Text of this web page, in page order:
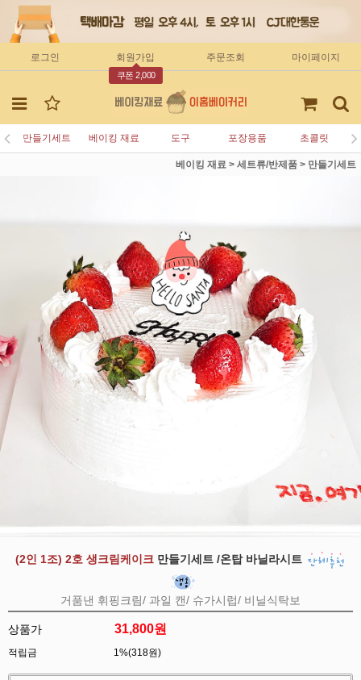
로그인 회원가입
쿠폰 2,000
주문조회 마이페이지
만들기세트 베이킹 재료 도구 포장용품 초콜릿
베이킹 재료 > 세트류/반제품 > 만들기세트
(2인 1조) 2호 생크림케이크 만들기세트 /온탑 바닐라시트
거품낸 휘핑크림/ 과일 캔/ 슈가시럽/ 비닐식탁보
상품가 31,800원
적립금 1%(318원)